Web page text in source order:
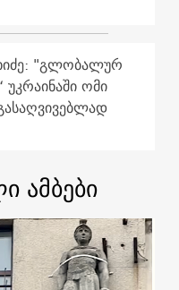
"გლობალურ
უკრაინაში ომი
ამბები